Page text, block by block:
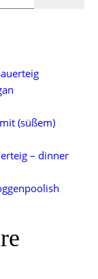
(süßem)
– dinner